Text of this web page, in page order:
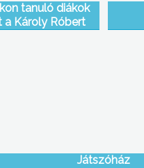
tanuló diákok
a Károly Róbert
Játszóház